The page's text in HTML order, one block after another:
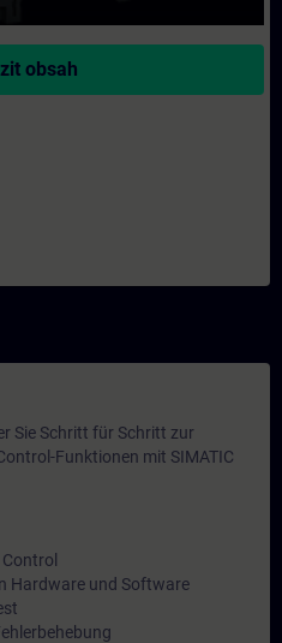
obsah
Sie Schritt für Schritt zur
Funktionen mit SIMATIC
Hardware und Software